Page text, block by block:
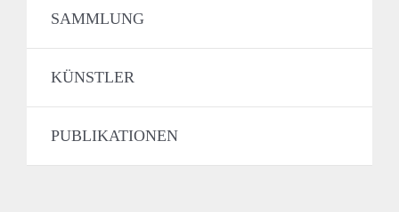
SAMMLUNG
KÜNSTLER
PUBLIKATIONEN